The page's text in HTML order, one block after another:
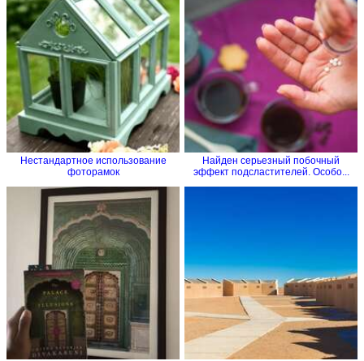
Нестандартное использование
фоторамок
Найден серьезный побочный
эффект подсластителей. Особо...